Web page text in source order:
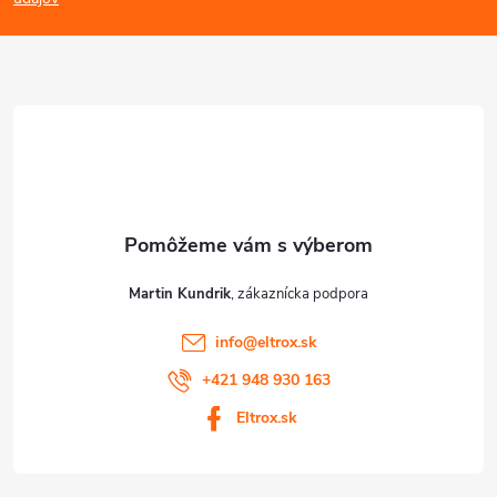
p
Martin Kundrik
info@eltrox.sk
+421 948 930 163
Eltrox.sk